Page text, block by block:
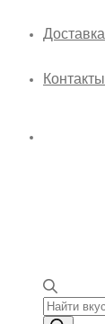
Доставка
Контакты
Поиск товаров